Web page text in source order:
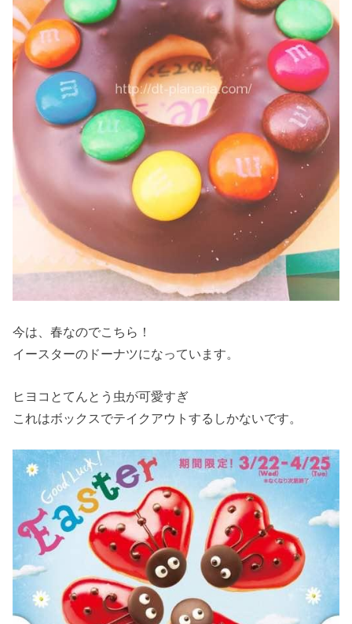
今は、春なのでこちら！
イースターのドーナツになっています。
ヒヨコとてんとう虫が可愛すぎ
これはボックスでテイクアウトするしかないです。